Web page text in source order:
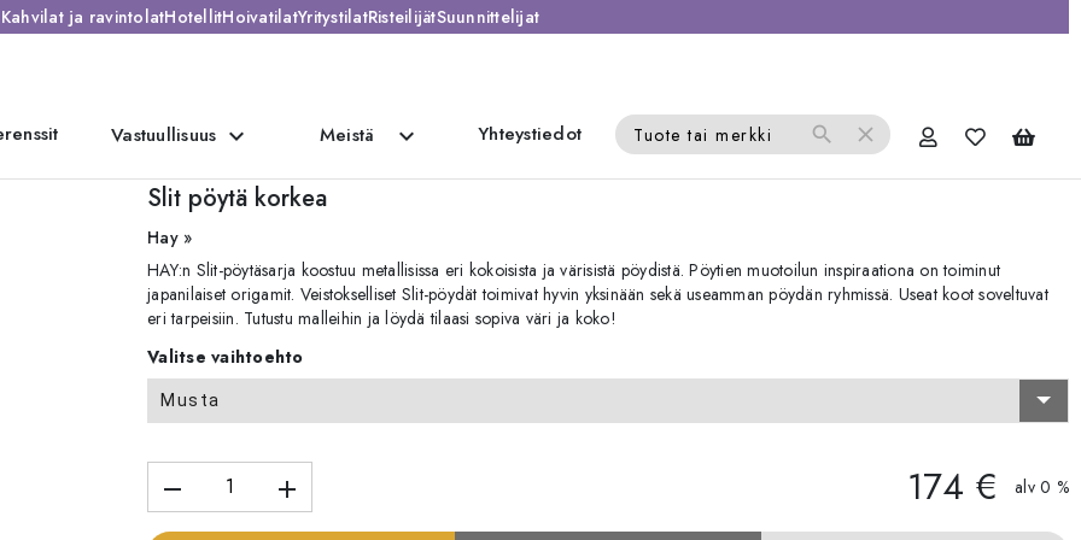
Kahvilat ja ravintolatHotellitHoivatilatYritystilatRisteilijätSuunnittelijat
Vastuullisuus expand_more Meistä expand_more Yhteystiedot Tuote tai merkki search close
Slit pöytä korkea
Hay »
HAY:n Slit-pöytäsarja koostuu metallisissa eri kokoisista ja värisistä pöydistä. Pöytien muotoilun inspiraationa on toiminut
japanilaiset origamit. Veistokselliset Slit-pöydät toimivat hyvin yksinään sekä useamman pöydän ryhmissä. Useat koot soveltuvat
eri tarpeisiin. Tutustu malleihin ja löydä tilaasi sopiva väri ja koko!
Valitse vaihtoehto
Musta
remove add 174 € alv 0 %